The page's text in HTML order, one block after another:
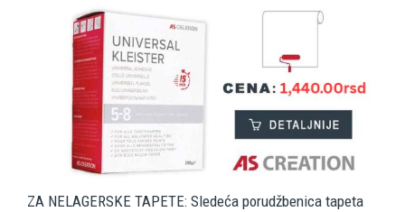
ZA NELAGERSKE TAPETE: Sledeća porudžbenica tapeta